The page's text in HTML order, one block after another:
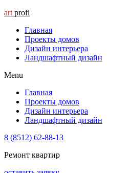
art profi
Главная
Проекты домов
Дизайн интерьера
Ландшафтный дизайн
Menu
Главная
Проекты домов
Дизайн интерьера
Ландшафтный дизайн
8 (8512) 62-88-13
Ремонт квартир